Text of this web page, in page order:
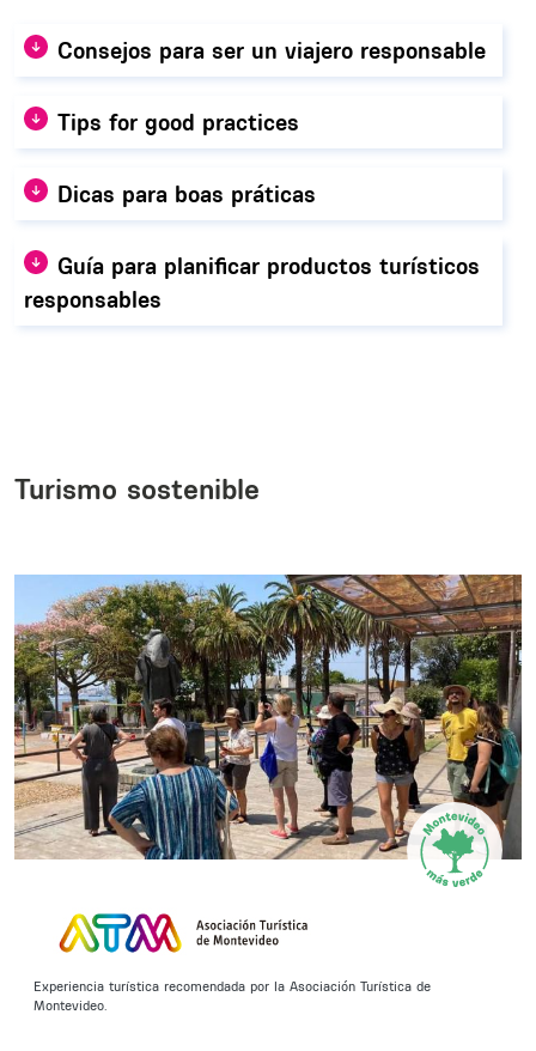
Consejos para ser un viajero responsable
Tips for good practices
Dicas para boas práticas
Guía para planificar productos turísticos
responsables
Turismo sostenible
Experiencia turística recomendada por la Asociación Turística de
Montevideo.